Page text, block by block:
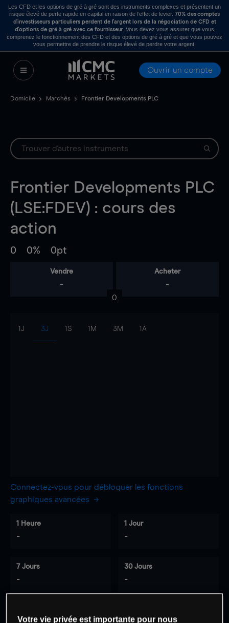
Les CFD et les options de gré à gré sont des instruments complexes et présentent un
risque élevé de perte rapide en capital en raison de l’effet de levier. 70% des comptes
d’investisseurs particuliers perdent de l’argent lors de la négociation de CFD et
d’options de gré à gré avec ce fournisseur . Vous devez vous assurer que vous
comprenez le fonctionnement des CFD et des options de gré à gré et que vous pouvez
vous permettre de prendre le risque élevé de perdre votre argent.
Ouvrir un compte
Domicile Marchés Frontier Developments PLC
Frontier Developments PLC
(LSE:FDEV) : cours des
action
0 0% 0pt
Vendre
-
Acheter
-
0
1J 3J 1S 1M 3M 1A
Connectez-vous pour débloquer les fonctions
graphiques avancées
1 Heure
-
1 Jour
-
7 Jours
-
30 Jours
-
Votre vie privée est importante pour nous